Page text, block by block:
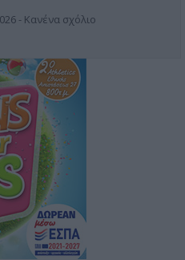
- Κανένα σχόλιο